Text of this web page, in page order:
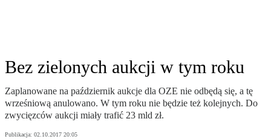
Bez zielonych aukcji w tym roku
Zaplanowane na październik aukcje dla OZE nie odbędą się, a tę
wrześniową anulowano. W tym roku nie będzie też kolejnych. Do
zwycięzców aukcji miały trafić 23 mld zł.
Publikacja: 02.10.2017 20:05